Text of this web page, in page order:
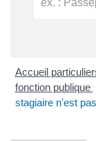
Accueil
fonction publique
stagiaire n'est